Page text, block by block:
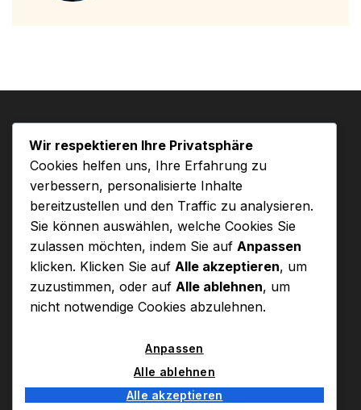
Pellentesque ornare sem lacinia quam eto
venenatis et magnis dis parturient montes,
nascetur mus.
Kontakt Redaktion
Rechtliche Hinweise
Sitemap
Wir respektieren Ihre Privatsphäre
Cookies helfen uns, Ihre Erfahrung zu
verbessern, personalisierte Inhalte
bereitzustellen und den Traffic zu analysieren.
Sie können auswählen, welche Cookies Sie
zulassen möchten, indem Sie auf Anpassen
klicken. Klicken Sie auf Alle akzeptieren, um
zuzustimmen, oder auf Alle ablehnen, um
nicht notwendige Cookies abzulehnen.
Anpassen
Alle ablehnen
Alle akzeptieren